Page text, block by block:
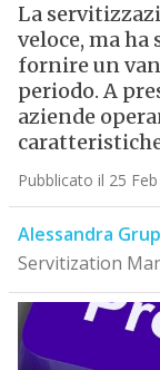
La
veloce, ma
fornire un
periodo. A
aziende
Pubblicato il 25 Feb
Alessandra
Servitization